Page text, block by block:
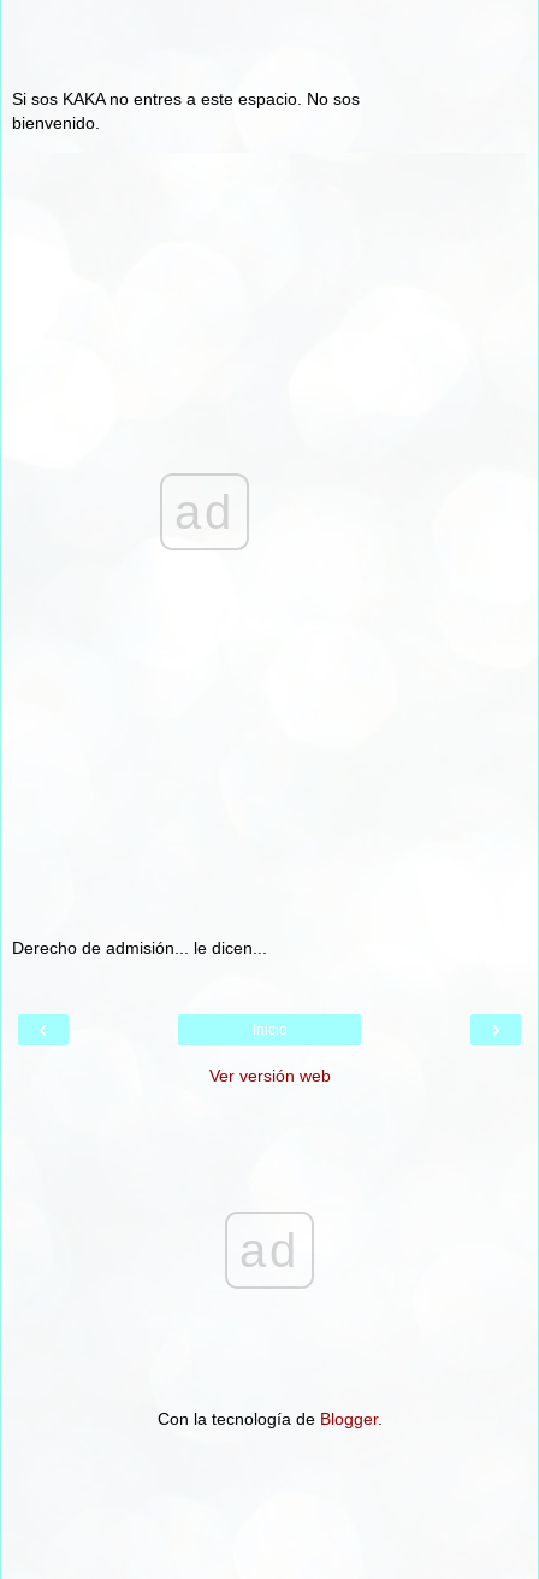
Si sos KAKA no entres a este espacio. No sos
bienvenido.
ad
Derecho de admisión... le dicen...
‹ ›
Inicio
Ver versión web
ad
Con la tecnología de Blogger.